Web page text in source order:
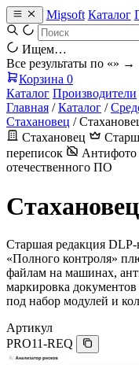
Migsoft Каталог
Ищем…
Все результаты по «» →
Корзина 0
Каталог Производители
Главная / Каталог /
Стахановец /
Стахановец
переписок
Антифото
отечественного ПО
Старшая редакция DLP-
«Полного контроля»
файлам на машинах,
маркировка документов
под набор модулей и
Артикул
PRO11-REQ